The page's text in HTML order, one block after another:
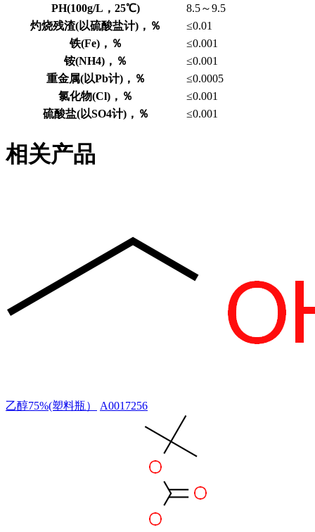
PH(100g/L，25℃)
8.5～9.5
灼烧残渣(以硫酸盐计)，％
≤0.01
铁(Fe)，％
≤0.001
铵(NH4)，％
≤0.001
重金属(以Pb计)，％
≤0.0005
氯化物(Cl)，％
≤0.001
硫酸盐(以SO4计)，％
≤0.001
相关产品
乙醇75%(塑料瓶） A0017256